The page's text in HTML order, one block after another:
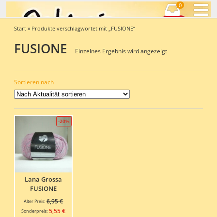
0
Start » Produkte verschlagwortet mit „FUSIONE“
FUSIONE Einzelnes Ergebnis wird angezeigt
Sortieren nach
-20%
Lana Grossa
FUSIONE
Alter Preis: 6,95€Ursprünglicher
Preis
Sonderpreis: 5,55€Aktueller